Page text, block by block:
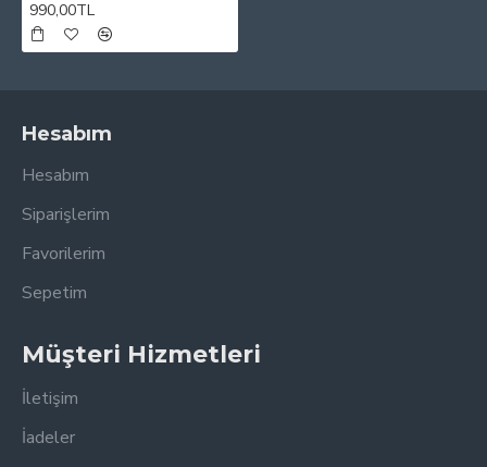
990,00TL
Hesabım
Hesabım
Siparişlerim
Favorilerim
Sepetim
Müşteri Hizmetleri
İletişim
İadeler